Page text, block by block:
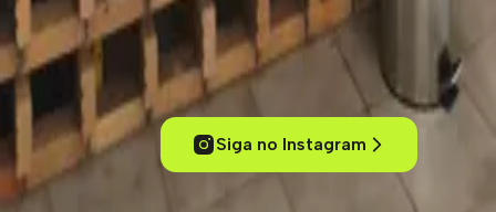
Experimente cafés de um jeito inteligente
Conecte-se com outros amantes de café, acesse conteúdos
exclusivos, descubra cafeterias pelo mundo e mergulhe no universo
dos cafés especiais.
ola@kafex.com.br Siga no Instagram